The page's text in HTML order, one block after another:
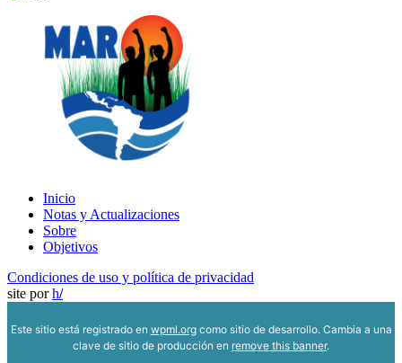
Inicio
Notas y Actualizaciones
Sobre
Objetivos
Condiciones de uso y política de privacidad
site por h/
Este sitio está registrado en wpml.orgcomo sitio de desarrollo. Cambia a una
clave de sitio de producción en remove this banner.